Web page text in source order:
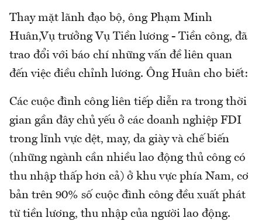
Thay mặt lãnh đạo bộ, ông Phạm Minh
Huân,Vụ trưởng Vụ Tiền lương - Tiền công, đã
trao đổi với báo chí những vấn đề liên quan
đến việc điều chỉnh lương. Ông Huân cho biết:
Các cuộc đình công liên tiếp diễn ra trong thời
gian gần đây chủ yếu ở các doanh nghiệp FDI
trong lĩnh vực dệt, may, da giày và chế biến
(những ngành cần nhiều lao động thủ công có
thu nhập thấp hơn cả) ở khu vực phía Nam, cơ
bản trên 90% số cuộc đình công đều xuất phát
từ tiền lương, thu nhập của người lao động.